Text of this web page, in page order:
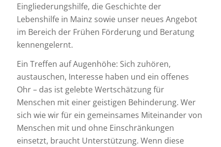
Eingliederungshilfe, die Geschichte der
Lebenshilfe in Mainz sowie unser neues Angebot
im Bereich der Frühen Förderung und Beratung
kennengelernt.
Ein Treffen auf Augenhöhe: Sich zuhören,
austauschen, Interesse haben und ein offenes
Ohr – das ist gelebte Wertschätzung für
Menschen mit einer geistigen Behinderung. Wer
sich wie wir für ein gemeinsames Miteinander von
Menschen mit und ohne Einschränkungen
einsetzt, braucht Unterstützung. Wenn diese